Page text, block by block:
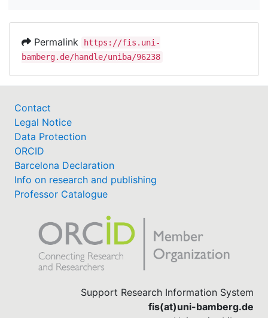
Permalink
https://fis.uni-
bamberg.de/handle/uniba/96238
Contact
Legal Notice
Data Protection
ORCID
Barcelona Declaration
Info on research and publishing
Professor Catalogue
Support Research Information System
fis(at)uni-bamberg.de